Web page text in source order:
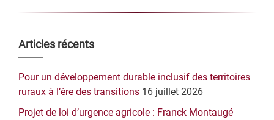
Barre
latérale
principale
Articles récents
Pour un développement durable inclusif des territoires
ruraux à l’ère des transitions 16 juillet 2026
Projet de loi d’urgence agricole : Franck Montaugé